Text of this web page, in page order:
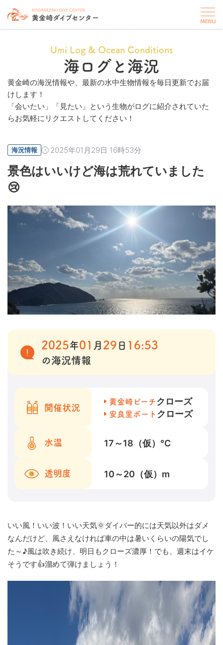
Umi Log & Ocean Conditions
海ログと海況
黄金崎の海況情報や、最新の水中生物情報を毎日更新でお届
けします！
「会いたい」「見たい」という生物がログに紹介されていた
らお気軽にリクエストしてください！
海況情報 2025年01月29日 16時53分
景色はいいけど海は荒れていました
😢
2025年01 月 29 日 16:53
の海況情報
開催状況
黄金崎ビーチクローズ
安良里ボート クローズ
水温 17～18（仮） ℃
透明度 10～20（仮） m
いい風！いい波！いい天気🌞ダイバー的には天気以外はダメ
なんだけど、風さえなければ車の中は暑いくらいの陽気でし
た～♪風は吹き続け、明日もクローズ濃厚！でも、週末はイケ
そうです👍溜めて弾けましょう！